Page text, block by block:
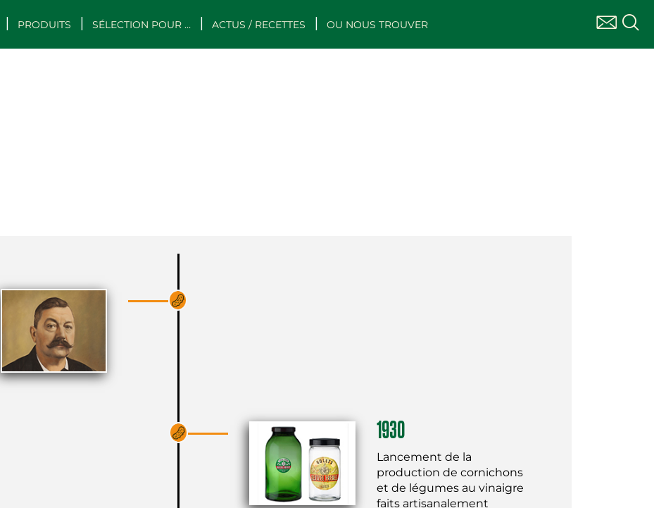
PRODUITS SÉLECTION POUR … ACTUS / RECETTES OU NOUS TROUVER
1930
Lancement de la
production de cornichons
et de légumes au vinaigre
faits artisanalement